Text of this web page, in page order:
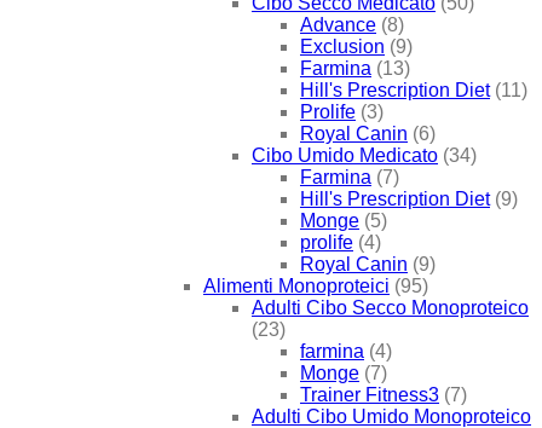
Advance (8)
Exclusion (9)
Farmina (13)
Hill's Prescription Diet (11)
Prolife (3)
Royal Canin (6)
Cibo Umido Medicato (34)
Farmina (7)
Hill's Prescription Diet (9)
Monge (5)
prolife (4)
Royal Canin (9)
Alimenti Monoproteici (95)
Adulti Cibo Secco Monoproteico
(23)
farmina (4)
Monge (7)
Trainer Fitness3 (7)
Adulti Cibo Umido Monoproteico